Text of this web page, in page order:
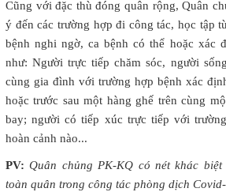
Cũng với đặc thù đóng quân rộng, Quân
ý đến các trường hợp đi công tác, học tập
bệnh nghi ngờ, ca bệnh có thể hoặc xác
như: Người trực tiếp chăm sóc, người
cùng gia đình với trường hợp bệnh xác
hoặc trước sau một hàng ghế trên cùng
bay; người có tiếp xúc trực tiếp với
hoàn cảnh nào...
PV: Quân chủng PK-KQ có nét khác
toàn quân trong công tác phòng dịch